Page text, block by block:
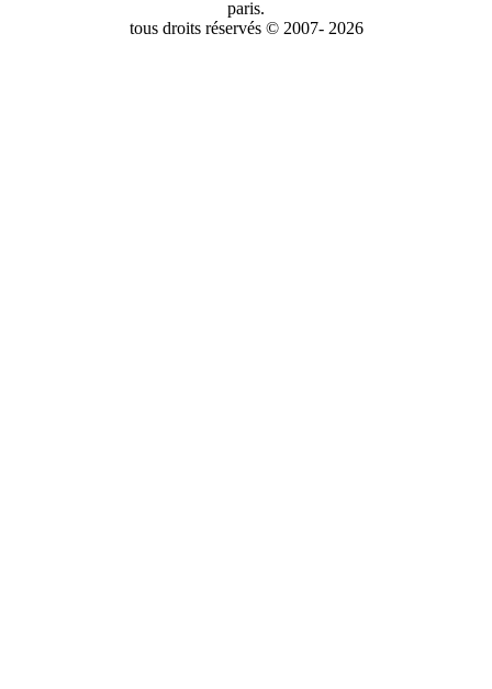
paris.
tous droits réservés © 2007- 2026